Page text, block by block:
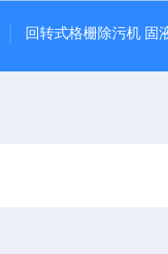
回转式格栅除污机 固